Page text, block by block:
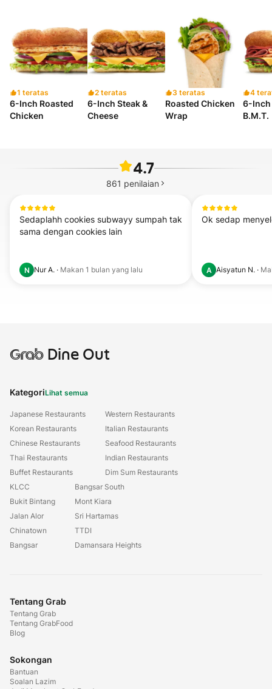
1 teratas
6-Inch Roasted
Chicken
2 teratas
6-Inch Steak &
Cheese
3 teratas
Roasted Chicken
Wrap
4
6-Inch
B.M.T.
4.7
861 penilaian
Sedaplahh cookies subwayy sumpah tak
sama dengan cookies lain
N Nur A. · Makan 1 bulan yang lalu
Ok sedap
A Aisyatun N. ·
GrabDine Out
KategoriLihat semua
Japanese Restaurants
Korean Restaurants
Chinese Restaurants
Thai Restaurants
Buffet Restaurants
Western Restaurants
Italian Restaurants
Seafood Restaurants
Indian Restaurants
Dim Sum Restaurants
KLCC
Bukit Bintang
Jalan Alor
Chinatown
Bangsar
Bangsar South
Mont Kiara
Sri Hartamas
TTDI
Damansara Heights
Tentang Grab
Tentang Grab
Tentang GrabFood
Blog
Sokongan
Bantuan
Soalan Lazim